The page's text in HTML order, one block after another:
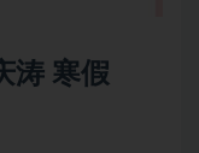
涛 寒假